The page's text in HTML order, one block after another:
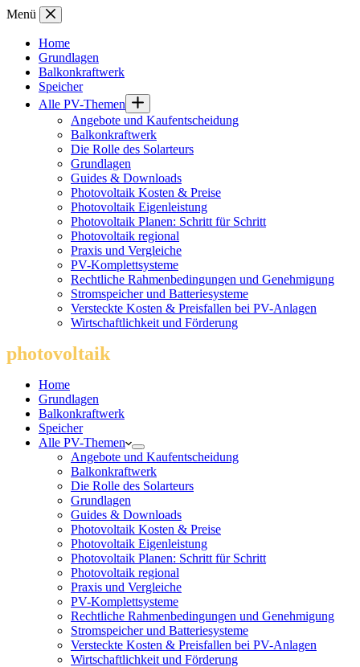
Zum
springen
Menü
Home
Grundlagen
Balkonkraftwerk
Speicher
Alle PV-Themen
Angebote und Kaufentscheidung
Balkonkraftwerk
Die Rolle des Solarteurs
Grundlagen
Guides & Downloads
Photovoltaik Kosten & Preise
Photovoltaik Eigenleistung
Photovoltaik Planen: Schritt für Schritt
Photovoltaik regional
Praxis und Vergleiche
PV-Komplettsysteme
Rechtliche Rahmenbedingungen und Genehmigung
Stromspeicher und Batteriesysteme
Versteckte Kosten & Preisfallen bei PV-Anlagen
Wirtschaftlichkeit und Förderung
photovoltaik
Home
Grundlagen
Balkonkraftwerk
Speicher
Alle PV-Themen
Angebote und Kaufentscheidung
Balkonkraftwerk
Die Rolle des Solarteurs
Grundlagen
Guides & Downloads
Photovoltaik Kosten & Preise
Photovoltaik Eigenleistung
Photovoltaik Planen: Schritt für Schritt
Photovoltaik regional
Praxis und Vergleiche
PV-Komplettsysteme
Rechtliche Rahmenbedingungen und Genehmigung
Stromspeicher und Batteriesysteme
Versteckte Kosten & Preisfallen bei PV-Anlagen
Wirtschaftlichkeit und Förderung